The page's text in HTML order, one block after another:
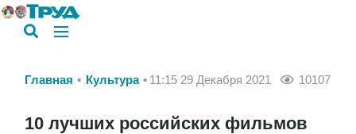
Главная Культура 11:15 29 Декабря 2021 10107
10 лучших российских фильмов